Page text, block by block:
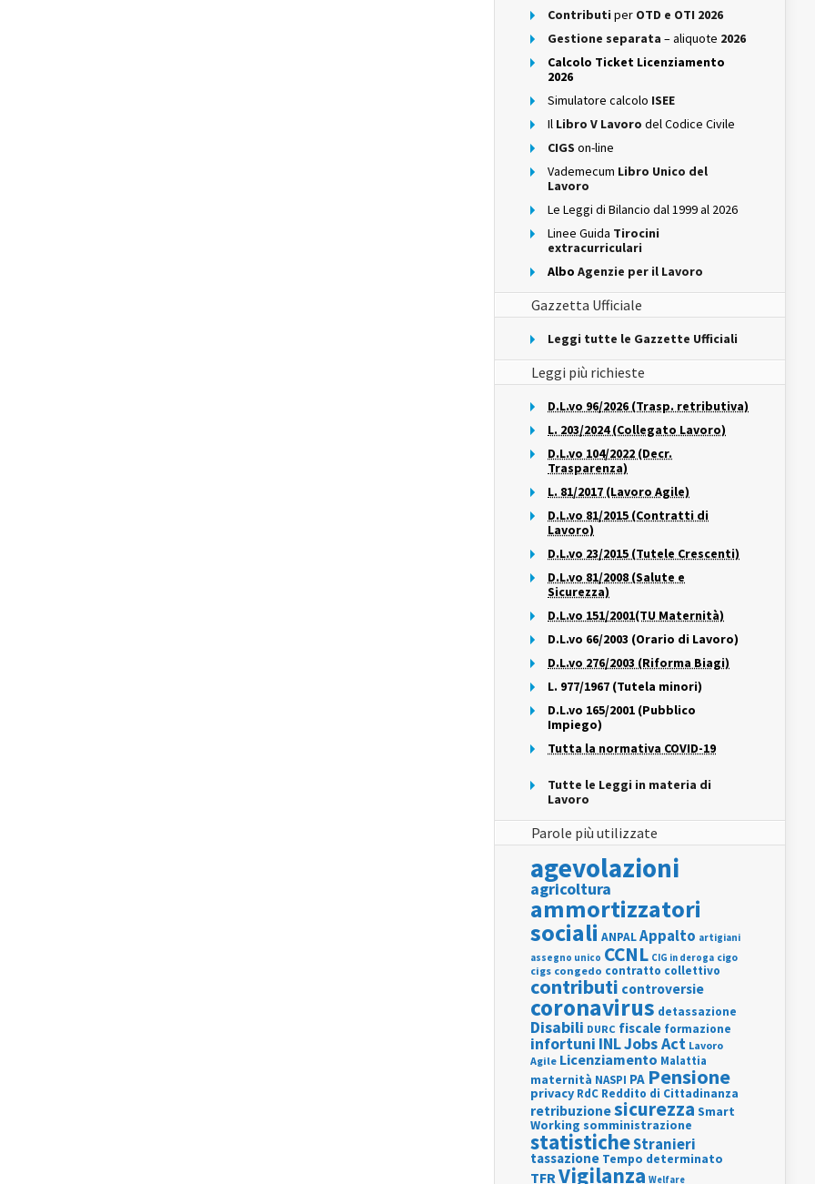
Contributi per OTD e OTI 2026
Gestione separata – aliquote 2026
Calcolo Ticket Licenziamento
2026
Simulatore calcolo ISEE
Il Libro V Lavoro del Codice Civile
CIGS on-line
Vademecum Libro Unico del
Lavoro
Le Leggi di Bilancio dal 1999 al 2026
Linee Guida Tirocini
extracurriculari
Albo Agenzie per il Lavoro
Gazzetta Ufficiale
Leggi tutte le Gazzette Ufficiali
Leggi più richieste
D.L.vo 96/2026 (Trasp. retributiva)
L. 203/2024 (Collegato Lavoro)
D.L.vo 104/2022 (Decr.
Trasparenza)
L. 81/2017 (Lavoro Agile)
D.L.vo 81/2015 (Contratti di
Lavoro)
D.L.vo 23/2015 (Tutele Crescenti)
D.L.vo 81/2008 (Salute e
Sicurezza)
D.L.vo 151/2001(TU Maternità)
D.L.vo 66/2003 (Orario di Lavoro)
D.L.vo 276/2003 (Riforma Biagi)
L. 977/1967 (Tutela minori)
D.L.vo 165/2001 (Pubblico
Impiego)
Tutta la normativa COVID-19
Tutte le Leggi in materia di
Lavoro
Parole più utilizzate
agevolazioni
agricoltura
ammortizzatori
sociali ANPALAppalto artigiani
assegno unico CCNL CIG in deroga cigo
cigs congedo contratto collettivo
contributi controversie
coronavirus detassazione
Disabili DURC fiscale formazione
infortuni INLJobs Act Lavoro
Agile Licenziamento Malattia
maternità NASPI PA Pensione
privacy RdC Reddito di Cittadinanza
retribuzionesicurezza Smart
Working somministrazione
statisticheStranieri
tassazione Tempo determinato
TFRVigilanza Welfare